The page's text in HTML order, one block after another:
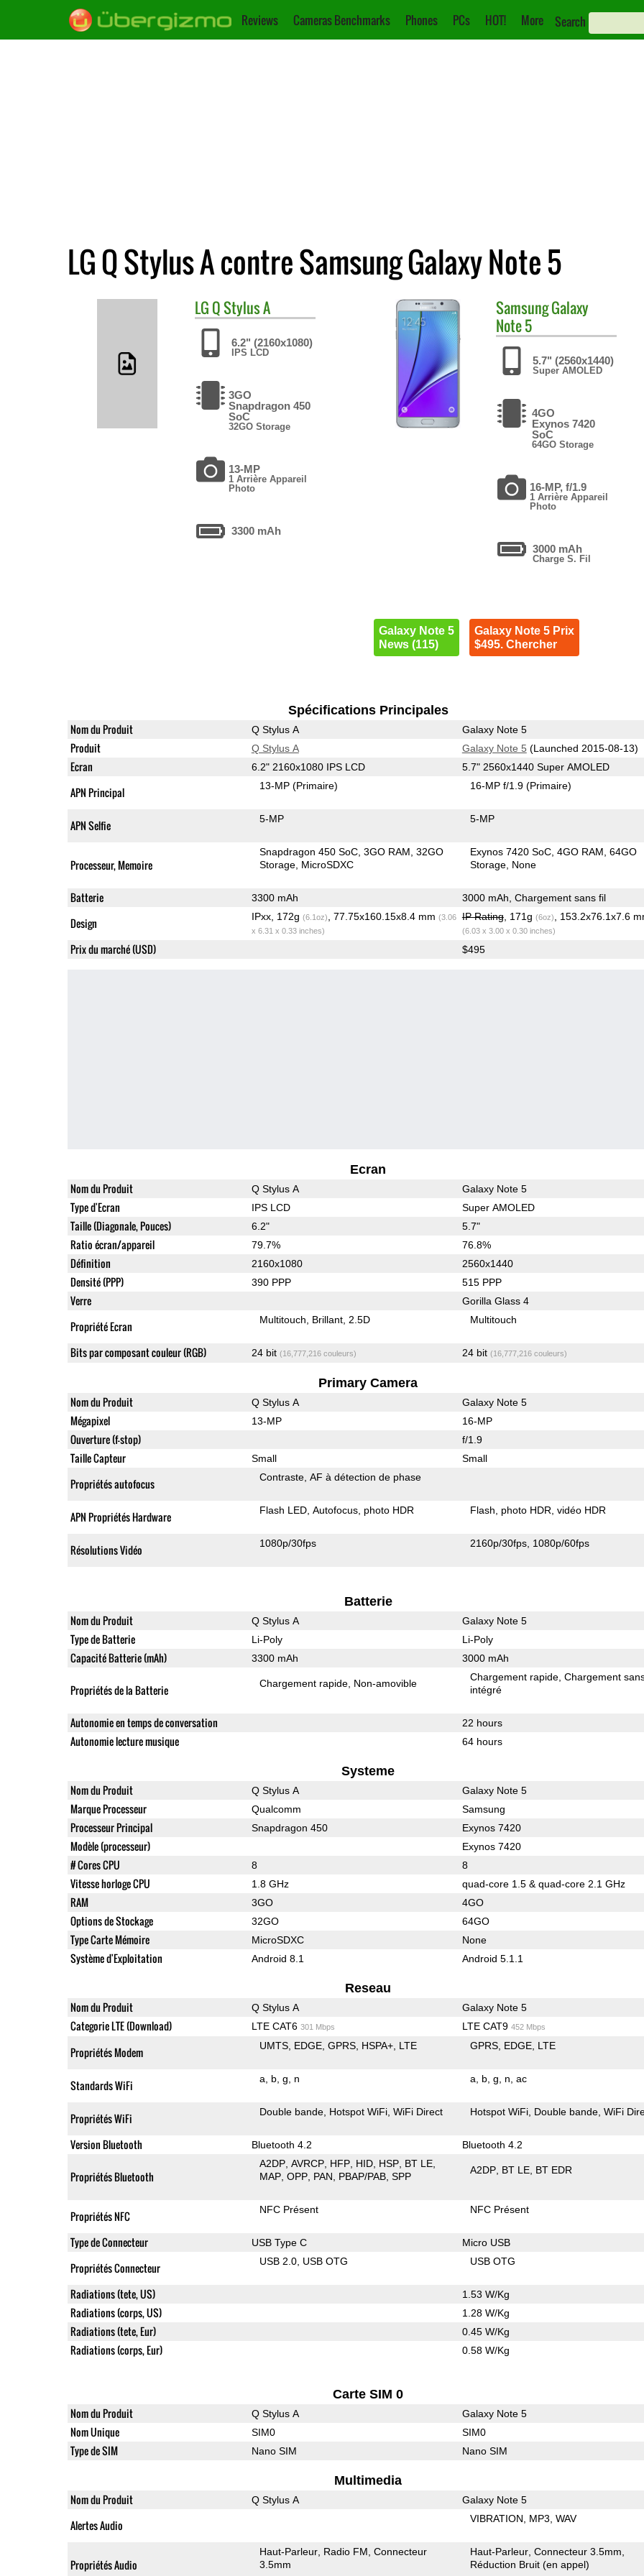
Reviews Cameras Benchmarks Phones PCs HOT! More Search
LG Q Stylus A contre Samsung Galaxy Note 5
LG Q Stylus A
6.2" (2160x1080)
IPS LCD
3GO
Snapdragon 450
SoC
32GO Storage
13-MP
1 Arrière Appareil
Photo
3300 mAh
SamsungGalaxy
Note 5
5.7" (2560x1440)
Super AMOLED
4GO
Exynos 7420
SoC
64GO Storage
16-MP, f/1.9
1 Arrière Appareil
Photo
3000 mAh
Charge S. Fil
Galaxy Note 5
News (115)
Galaxy Note 5 Prix
$495. Chercher
Spécifications Principales
Nom du Produit Q Stylus A Galaxy Note 5
Produit Q Stylus A Galaxy Note 5 (Launched 2015-08-13)
Ecran 6.2" 2160x1080 IPS LCD 5.7" 2560x1440 Super AMOLED
APN Principal 13-MP(Primaire) 16-MP f/1.9(Primaire)
APN Selfie 5-MP 5-MP
Processeur, Memoire
Snapdragon 450 SoC 3GO RAM 32GO
Storage MicroSDXC
Exynos 7420 SoC 4GO RAM 64GO
Storage None
Batterie 3300 mAh 3000 mAh, Chargement sans fil
Design IPxx, 172g (6.1oz) , 77.75x160.15x8.4 mm (3.06
x 6.31 x 0.33 inches)
IP Rating, 171g (6oz) , 153.2x76.1x7.6
(6.03 x 3.00 x 0.30 inches)
Prix du marché (USD) $495
Ecran
Nom du Produit Q Stylus A Galaxy Note 5
Type d'Ecran IPS LCD Super AMOLED
Taille (Diagonale, Pouces) 6.2" 5.7"
Ratio écran/appareil 79.7% 76.8%
Définition 2160x1080 2560x1440
Densité (PPP) 390 PPP 515 PPP
Verre Gorilla Glass 4
Propriété Ecran Multitouch Brillant 2.5D Multitouch
Bits par composant couleur (RGB) 24 bit (16,777,216 couleurs) 24 bit (16,777,216 couleurs)
Primary Camera
Nom du Produit Q Stylus A Galaxy Note 5
Mégapixel 13-MP 16-MP
Ouverture (f-stop) f/1.9
Taille Capteur Small Small
Propriétés autofocus Contraste AF à détection de phase
APN Propriétés Hardware Flash LED Autofocus photo HDR Flash photo HDR vidéo HDR
Résolutions Vidéo 1080p/30fps 2160p/30fps 1080p/60fps
Batterie
Nom du Produit Q Stylus A Galaxy Note 5
Type de Batterie Li-Poly Li-Poly
Capacité Batterie (mAh) 3300 mAh 3000 mAh
Propriétés de la Batterie Chargement rapide Non-amovible
Chargement rapide Chargement
intégré
Autonomie en temps de conversation 22 hours
Autonomie lecture musique 64 hours
Systeme
Nom du Produit Q Stylus A Galaxy Note 5
Marque Processeur Qualcomm Samsung
Processeur Principal Snapdragon 450 Exynos 7420
Modèle (processeur) Exynos 7420
# Cores CPU 8 8
Vitesse horloge CPU 1.8 GHz quad-core 1.5 & quad-core 2.1 GHz
RAM 3GO 4GO
Options de Stockage 32GO 64GO
Type Carte Mémoire MicroSDXC None
Système d'Exploitation Android 8.1 Android 5.1.1
Reseau
Nom du Produit Q Stylus A Galaxy Note 5
Categorie LTE (Download) LTE CAT6 301 Mbps LTE CAT9 452 Mbps
Propriétés Modem UMTS EDGE GPRS HSPA+ LTE GPRS EDGE LTE
Standards WiFi a b g n a b g n ac
Propriétés WiFi Double bande Hotspot WiFi WiFi Direct Hotspot WiFi Double bande WiFi
Version Bluetooth Bluetooth 4.2 Bluetooth 4.2
Propriétés Bluetooth
A2DP AVRCP HFP HID HSP BT LE
MAP OPP PAN PBAP/PAB SPP
A2DP BT LE BT EDR
Propriétés NFC NFC Présent NFC Présent
Type de Connecteur USB Type C Micro USB
Propriétés Connecteur USB 2.0 USB OTG USB OTG
Radiations (tete, US) 1.53 W/Kg
Radiations (corps, US) 1.28 W/Kg
Radiations (tete, Eur) 0.45 W/Kg
Radiations (corps, Eur) 0.58 W/Kg
Carte SIM 0
Nom du Produit Q Stylus A Galaxy Note 5
Nom Unique SIM0 SIM0
Type de SIM Nano SIM Nano SIM
Multimedia
Nom du Produit Q Stylus A Galaxy Note 5
Alertes Audio VIBRATION MP3 WAV
Propriétés Audio
Haut-Parleur Radio FM Connecteur
3.5mm
Haut-Parleur Connecteur 3.5mm
Réduction Bruit (en appel)